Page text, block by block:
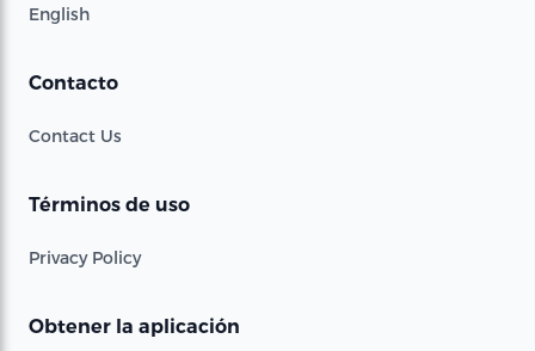
English
Contacto
Contact Us
Términos de uso
Privacy Policy
Obtener la aplicación